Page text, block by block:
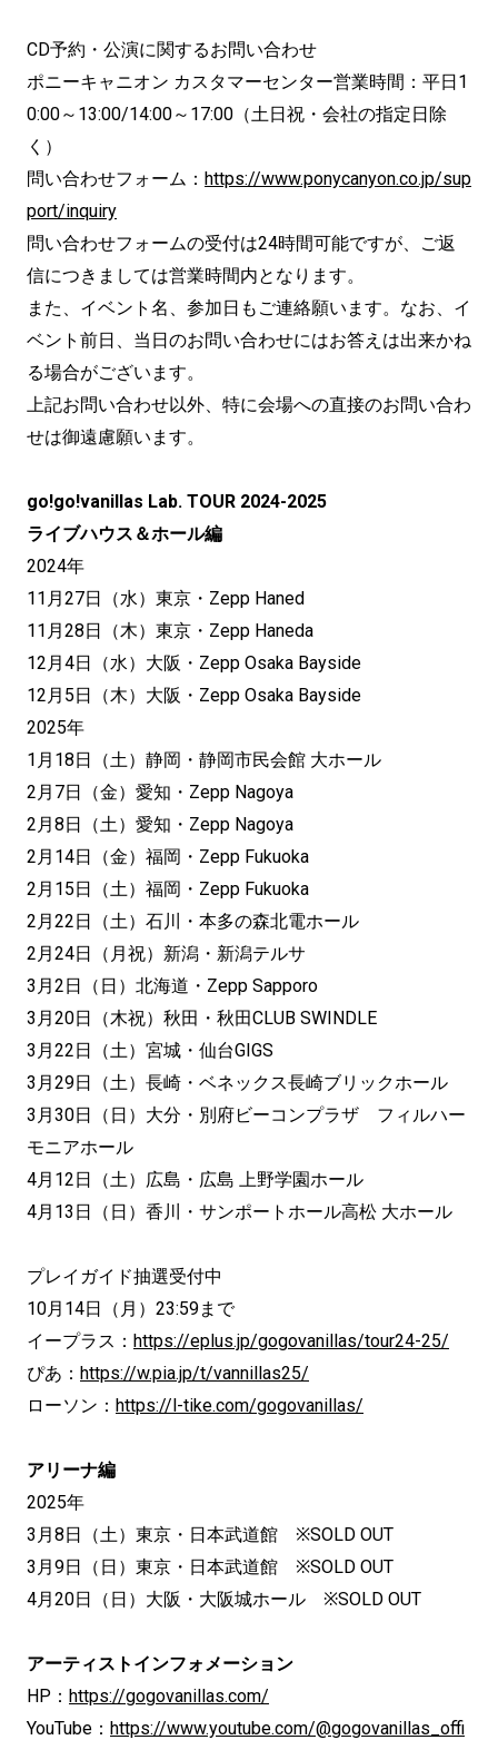
CD予約・公演に関するお問い合わせ
ポニーキャニオン カスタマーセンター営業時間：平日1
0:00～13:00/14:00～17:00（土日祝・会社の指定日除
く）
問い合わせフォーム： https://www.ponycanyon.co.jp/sup
port/inquiry
問い合わせフォームの受付は24時間可能ですが、ご返
信につきましては営業時間内となります。
また、イベント名、参加日もご連絡願います。なお、イ
ベント前日、当日のお問い合わせにはお答えは出来かね
る場合がございます。
上記お問い合わせ以外、特に会場への直接のお問い合わ
せは御遠慮願います。
go!go!vanillas Lab. TOUR 2024-2025
ライブハウス＆ホール編
2024年
11月27日（水）東京・Zepp Haned
11月28日（木）東京・Zepp Haneda
12月4日（水）大阪・Zepp Osaka Bayside
12月5日（木）大阪・Zepp Osaka Bayside
2025年
1月18日（土）静岡・静岡市民会館 大ホール
2月7日（金）愛知・Zepp Nagoya
2月8日（土）愛知・Zepp Nagoya
2月14日（金）福岡・Zepp Fukuoka
2月15日（土）福岡・Zepp Fukuoka
2月22日（土）石川・本多の森北電ホール
2月24日（月祝）新潟・新潟テルサ
3月2日（日）北海道・Zepp Sapporo
3月20日（木祝）秋田・秋田CLUB SWINDLE
3月22日（土）宮城・仙台GIGS
3月29日（土）長崎・ベネックス長崎ブリックホール
3月30日（日）大分・別府ビーコンプラザ フィルハー
モニアホール
4月12日（土）広島・広島 上野学園ホール
4月13日（日）香川・サンポートホール高松 大ホール
プレイガイド抽選受付中
10月14日（月）23:59まで
イープラス： https://eplus.jp/gogovanillas/tour24-25/
ぴあ： https://w.pia.jp/t/vannillas25/
ローソン： https://l-tike.com/gogovanillas/
アリーナ編
2025年
3月8日（土）東京・日本武道館 ※SOLD OUT
3月9日（日）東京・日本武道館 ※SOLD OUT
4月20日（日）大阪・大阪城ホール ※SOLD OUT
アーティストインフォメーション
HP： https://gogovanillas.com/
YouTube： https://www.youtube.com/@gogovanillas_offi